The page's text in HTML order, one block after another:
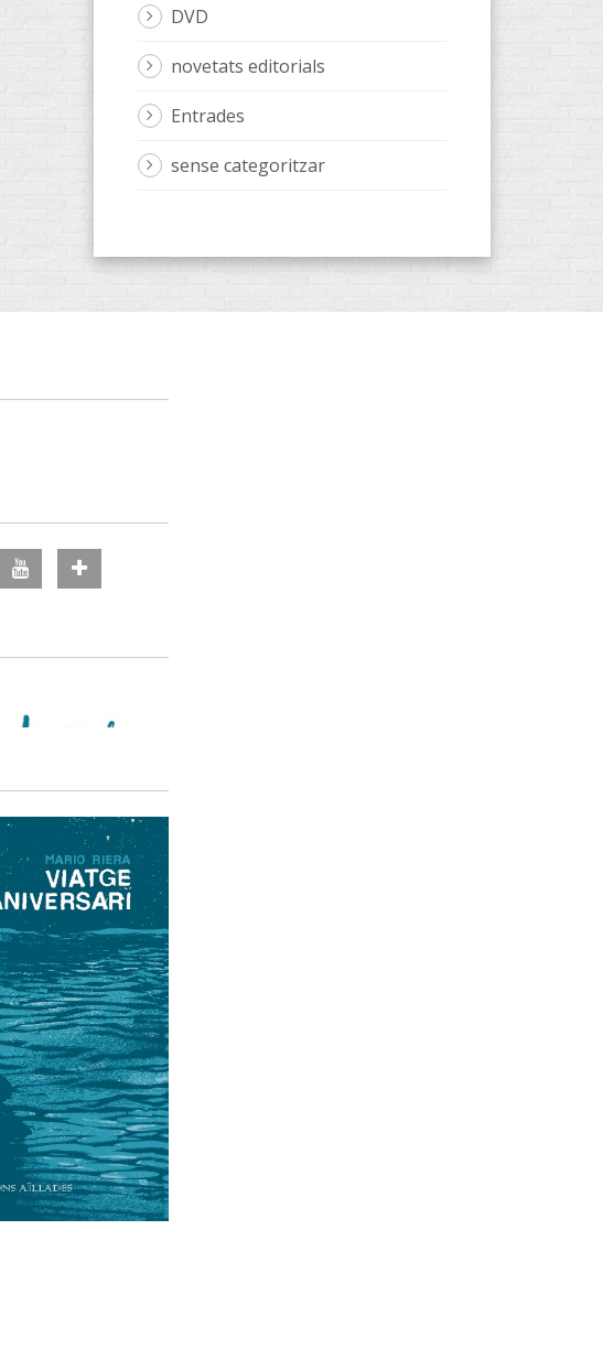
DVD
novetats editorials
Entrades
sense categoritzar